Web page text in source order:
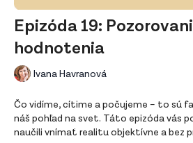
Epizóda 19:
hodnotenia
Ivana Havranová
Čo vidíme, cítime a počujeme – to sú
náš pohľad na svet. Táto epizóda vás
naučili vnímať realitu objektívne a bez